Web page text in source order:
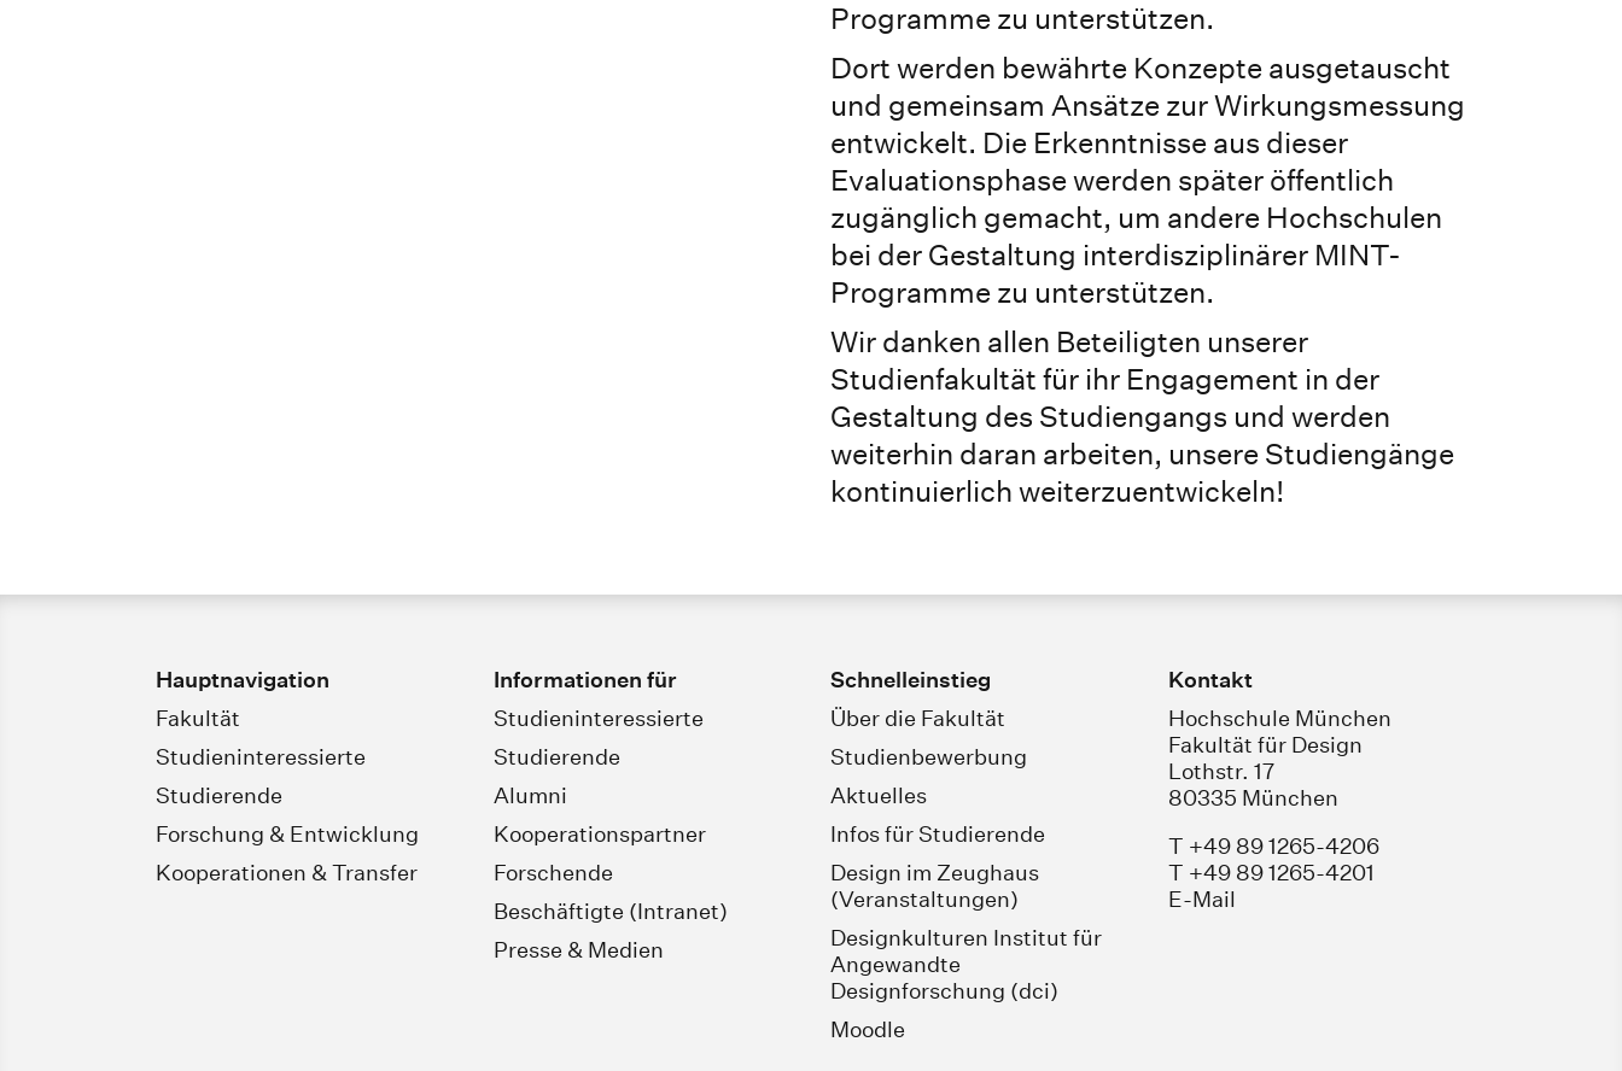
Programme zu unterstützen.
Dort werden bewährte Konzepte ausgetauscht
und gemeinsam Ansätze zur Wirkungsmessung
entwickelt. Die Erkenntnisse aus dieser
Evaluationsphase werden später öffentlich
zugänglich gemacht, um andere Hochschulen
bei der Gestaltung interdisziplinärer MINT-
Programme zu unterstützen.
Wir danken allen Beteiligten unserer
Studienfakultät für ihr Engagement in der
Gestaltung des Studiengangs und werden
weiterhin daran arbeiten, unsere Studiengänge
kontinuierlich weiterzuentwickeln!
Hauptnavigation
Fakultät
Studieninteressierte
Studierende
Forschung & Entwicklung
Kooperationen & Transfer
Informationen für
Studieninteressierte
Studierende
Alumni
Kooperationspartner
Forschende
Beschäftigte (Intranet)
Presse & Medien
Schnelleinstieg
Über die Fakultät
Studienbewerbung
Aktuelles
Infos für Studierende
Design im Zeughaus
(Veranstaltungen)
Designkulturen Institut für
Angewandte
Designforschung (dci)
Moodle
Kontakt
Hochschule München
Fakultät für Design
Lothstr. 17
80335 München
T +49 89 1265-4206
T +49 89 1265-4201
E-Mail